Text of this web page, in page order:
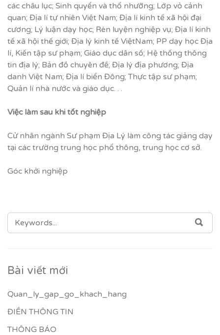
các châu lục; Sinh quyển và thổ nhưỡng; Lớp vỏ cảnh
quan; Địa lí tự nhiên Việt Nam; Địa lí kinh tế xã hội đại
cương; Lý luận dạy học; Rèn luyện nghiệp vụ; Địa lí kinh
tế xã hội thế giới; Địa lý kinh tế ViệtNam; PP dạy học Địa
lí, Kiến tập sư phạm; Giáo dục dân số; Hệ thống thông
tin địa lý; Bản đồ chuyên đề; Địa lý địa phương; Địa
danh Việt Nam; Địa lí biển Đông; Thực tập sư phạm;
Quản lí nhà nước và giáo dục. . .
Việc làm sau khi tốt nghiệp
Cử nhân ngành Sư phạm Địa Lý làm công tác giảng dạy
tại các trường trung học phổ thông, trung học cơ sở.
Góc khởi nghiệp
SEARCH
FOR:
Bài viết mới
Quan_ly_gap_go_khach_hang
ĐIỀN THÔNG TIN
THÔNG BÁO